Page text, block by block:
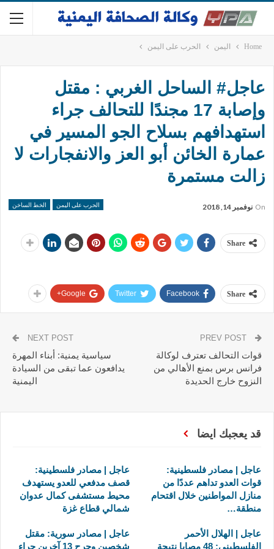
Home اليمن الحرب على اليمن
عاجل# الساحل الغربي : مقتل
وإصابة 17 مجندًا للتحالف جراء
استهدافهم بسلاح الجو المسير في
عمارة الخائن أبو العز والانفجارات لا
زالت مستمرة
الحرب على اليمن الخط الساخن On نوفمبر 14, 2018
Share
Share
Facebook
Twitter
Google+
قوات التحالف تعترف لوكالة
فرانس برس بمنع الأهالي من
النزوح خارج الحديدة
NEXT POST
سياسية يمنية: أبناء المهرة
يدافعون عما تبقى من السيادة
اليمنية
قد يعجبك ايضا
عاجل | مصادر فلسطينية:
قوات العدو تداهم عددًا من
منازل المواطنين خلال اقتحام
منطقة…
عاجل | مصادر فلسطينية:
قصف مدفعي للعدو يستهدف
محيط مستشفى كمال عدوان
شمالي قطاع غزة
عاجل | الهلال الأحمر
الفلسطيني: 48 مصابا نتيجة
عاجل | مصادر سورية: مقتل
شخصين وجرح 13 آخرين جراء